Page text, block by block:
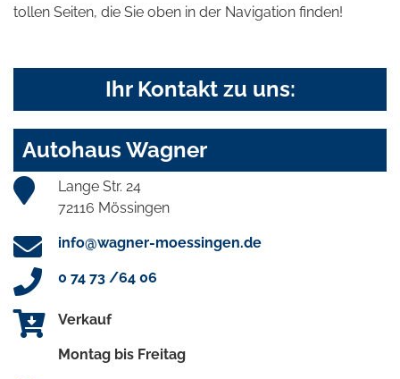
tollen Seiten, die Sie oben in der Navigation finden!
Ihr Kontakt zu uns:
Autohaus Wagner
Lange Str. 24
72116 Mössingen
info@wagner-moessingen.de
0 74 73 /64 06
Verkauf
Montag bis Freitag